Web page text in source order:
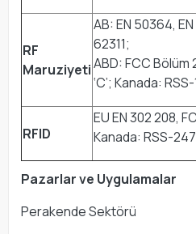
RF
Maruziyeti
AB: EN 50364,
62311;
ABD: FCC Bölüm
‘C’; Kanada:
RFID
EU EN 302 208,
Kanada: RSS-247
Pazarlar ve Uygulamalar
Perakende Sektörü